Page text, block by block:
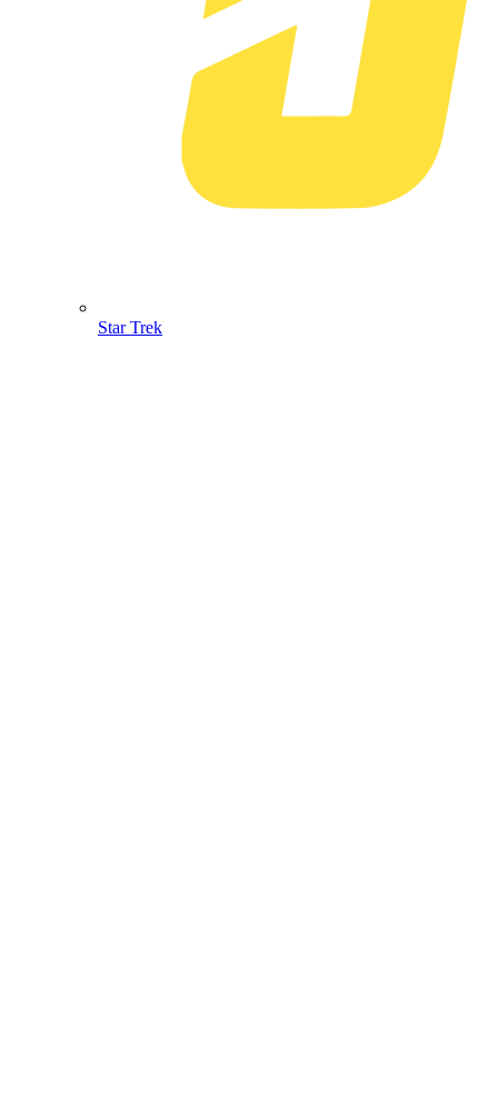
Star Trek